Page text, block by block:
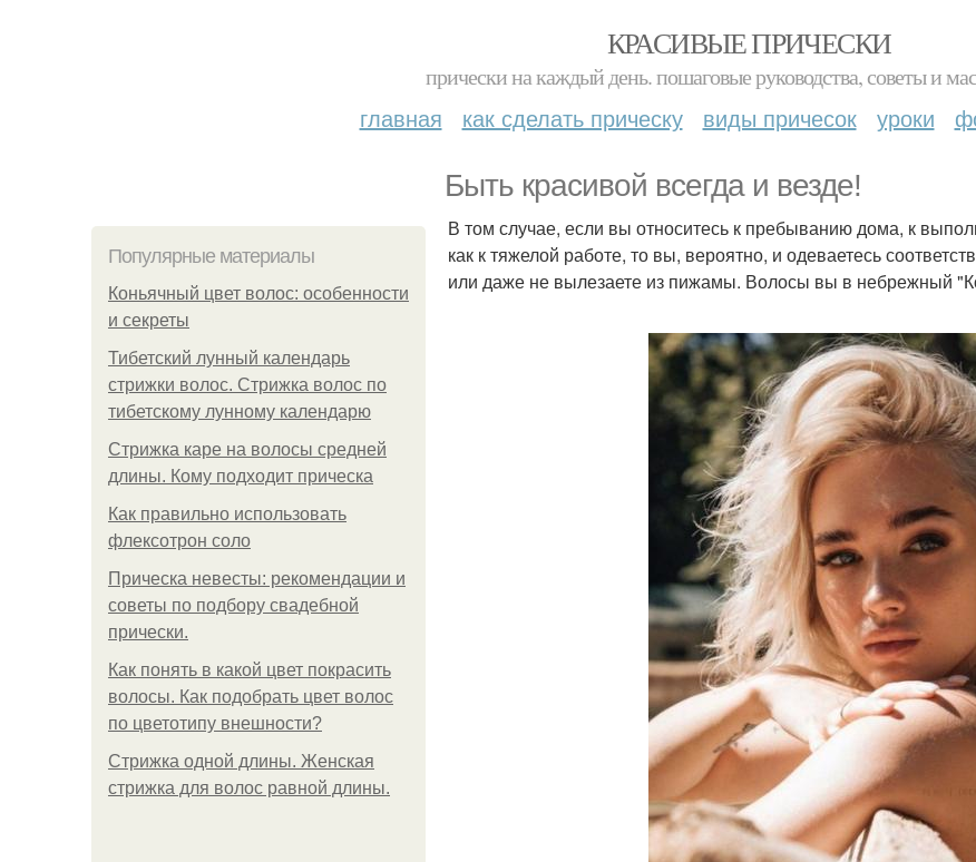
КРАСИВЫЕ ПРИЧЕСКИ
прически на каждый день. пошаговые руководства, советы и
главная как сделать прическу виды причесок уроки
Быть красивой всегда и везде!
Популярные материалы
Коньячный цвет волос: особенности
и секреты
Тибетский лунный календарь
стрижки волос. Стрижка волос по
тибетскому лунному календарю
Стрижка каре на волосы средней
длины. Кому подходит прическа
Как правильно использовать
флексотрон соло
Прическа невесты: рекомендации и
советы по подбору свадебной
прически.
Как понять в какой цвет покрасить
волосы. Как подобрать цвет волос
по цветотипу внешности?
Стрижка одной длины. Женская
стрижка для волос равной длины.
В том случае, если вы относитесь к пребыванию дома, к
как к тяжелой работе, то вы, вероятно, и одеваетесь
или даже не вылезаете из пижамы. Волосы вы в небрежный